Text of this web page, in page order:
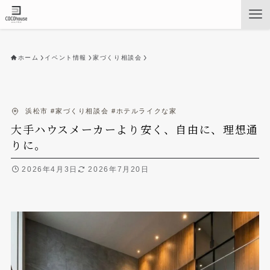
ホーム イベント情報 家づくり相談会
浜松市#家づくり相談会 #ホテルライクな家
大手ハウスメーカーより安く、自由に、理想通
りに。
2026年4月3日 2026年7月20日